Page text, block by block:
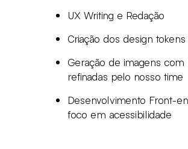
UX Writing e Redação
Criação dos design tokens
Geração de imagens com
refinadas pelo nosso time
Desenvolvimento Front-
foco em acessibilidade